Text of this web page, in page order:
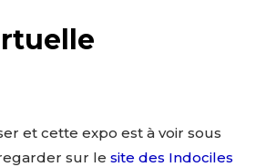
et cette expo est à voir sous
sur le site des Indociles